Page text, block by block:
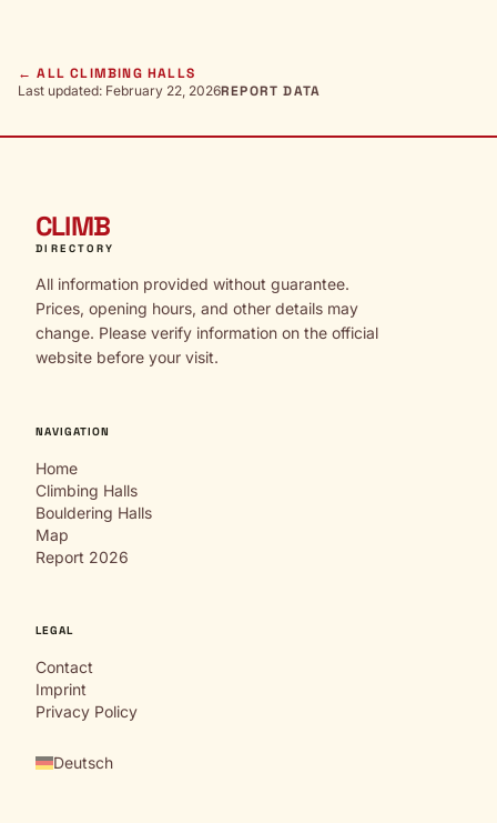
← ALL CLIMBING HALLS
Last updated: February 22, 2026REPORT DATA
CLIMB
DIRECTORY
All information provided without guarantee.
Prices, opening hours, and other details may
change. Please verify information on the official
website before your visit.
NAVIGATION
Home
Climbing Halls
Bouldering Halls
Map
Report 2026
LEGAL
Contact
Imprint
Privacy Policy
Deutsch